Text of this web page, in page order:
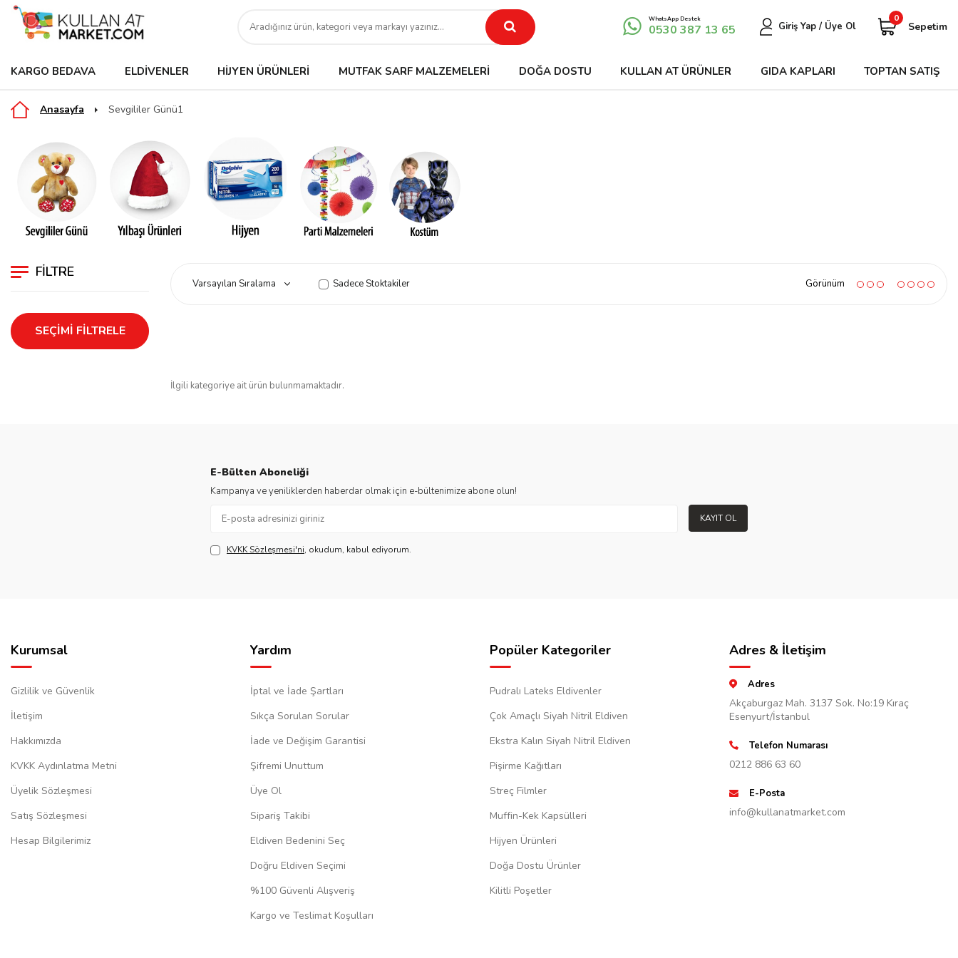
WhatsApp Destek
0530 387 13 65 Giriş Yap / Üye Ol
0
Sepetim
KARGO BEDAVA ELDIVENLER HIJYEN ÜRÜNLERI MUTFAK SARF MALZEMELERI DOĞA DOSTU KULLAN AT ÜRÜNLER GIDA KAPLARI TOPTAN SATIŞ
Anasayfa Sevgililer Günü1
FILTRE
SEÇIMI FILTRELE
Sadece Stoktakiler Görünüm
İlgili kategoriye ait ürün bulunmamaktadır.
E-Bülten Aboneliği
Kampanya ve yeniliklerden haberdar olmak için e-bültenimize abone olun!
KAYIT OL
KVKK Sözleşmesi'ni, okudum, kabul ediyorum.
Kurumsal
Gizlilik ve Güvenlik
İletişim
Hakkımızda
KVKK Aydınlatma Metni
Üyelik Sözleşmesi
Satış Sözleşmesi
Hesap Bilgilerimiz
Yardım
İptal ve İade Şartları
Sıkça Sorulan Sorular
İade ve Değişim Garantisi
Şifremi Unuttum
Üye Ol
Sipariş Takibi
Eldiven Bedenini Seç
Doğru Eldiven Seçimi
%100 Güvenli Alışveriş
Kargo ve Teslimat Koşulları
Popüler Kategoriler
Pudralı Lateks Eldivenler
Çok Amaçlı Siyah Nitril Eldiven
Ekstra Kalın Siyah Nitril Eldiven
Pişirme Kağıtları
Streç Filmler
Muffin-Kek Kapsülleri
Hijyen Ürünleri
Doğa Dostu Ürünler
Kilitli Poşetler
Adres & İletişim
Adres
Akçaburgaz Mah. 3137 Sok. No:19 Kıraç
Esenyurt/İstanbul
Telefon Numarası
0212 886 63 60
E-Posta
info@kullanatmarket.com